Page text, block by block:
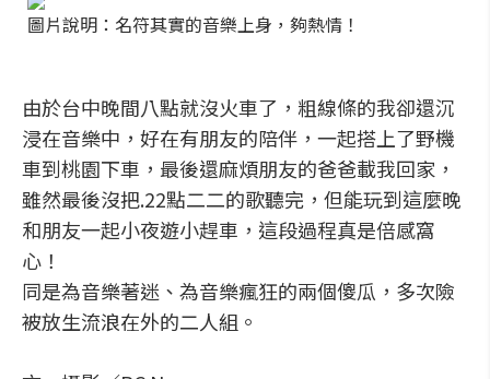
圖片說明：名符其實的音樂上身，夠熱情！
由於台中晚間八點就沒火車了，粗線條的我卻還沉
浸在音樂中，好在有朋友的陪伴，一起搭上了野機
車到桃園下車，最後還麻煩朋友的爸爸載我回家，
雖然最後沒把.22點二二的歌聽完，但能玩到這麼晚
和朋友一起小夜遊小趕車，這段過程真是倍感窩
心！
同是為音樂著迷、為音樂瘋狂的兩個傻瓜，多次險
被放生流浪在外的二人組。